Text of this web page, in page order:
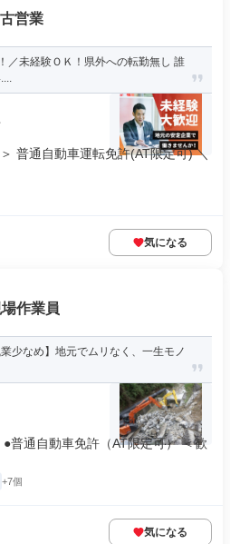
営業
／未経験ＯＫ！県外への転勤無し 誰
普通自動車運転免許(AT限定可) ＼
気になる
作業員
少なめ】地元でムリなく、一生モノ
普通自動車免許（AT限定可） ＜歓
+7個
気になる